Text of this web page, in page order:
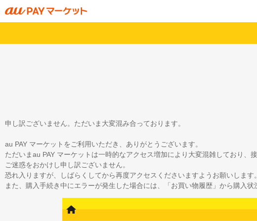
申し訳ございません。ただいま大変混み合っております。
au PAY マーケットをご利用いただき、ありがとうございます。
ただいまau PAY マーケットは一時的なアクセス増加により大変混雑しており、
ご迷惑をおかけし申し訳ございません。
恐れ入りますが、しばらくしてから再度アクセスくださいますようお願いします。
また、購入手続き中にエラーが発生した場合には、「お買い物履歴」から購入状